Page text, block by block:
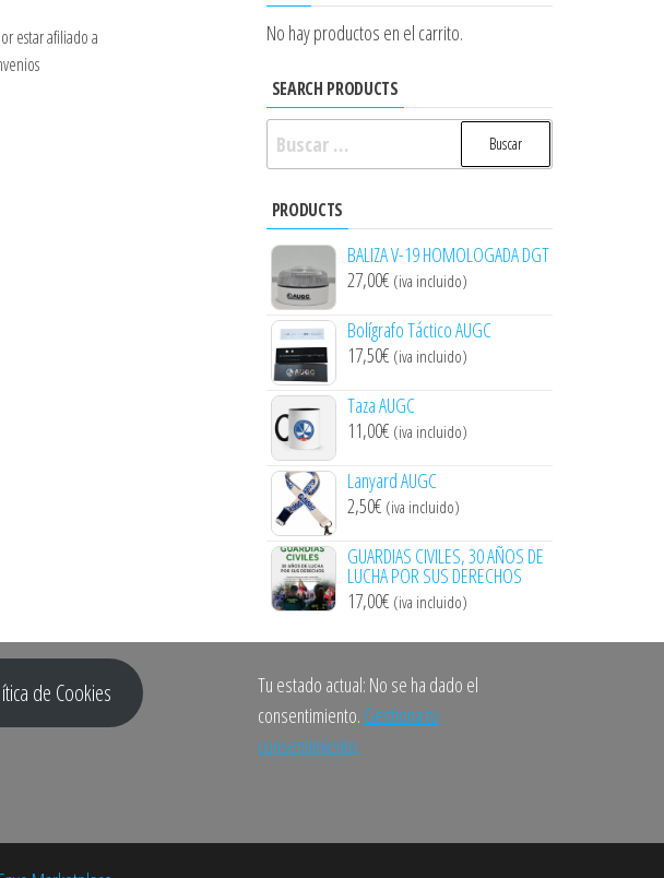
estar afiliado a
No hay productos en el carrito.
SEARCH PRODUCTS
Buscar:
PRODUCTS
BALIZA V-19 HOMOLOGADA DGT
27,00€ (iva incluido)
Bolígrafo Táctico AUGC
17,50€ (iva incluido)
Taza AUGC
11,00€ (iva incluido)
Lanyard AUGC
2,50€ (iva incluido)
GUARDIAS CIVILES, 30 AÑOS DE
LUCHA POR SUS DERECHOS
17,00€ (iva incluido)
de Cookies
Tu estado actual: No se ha dado el
consentimiento. Gestiona tu
consentimiento.